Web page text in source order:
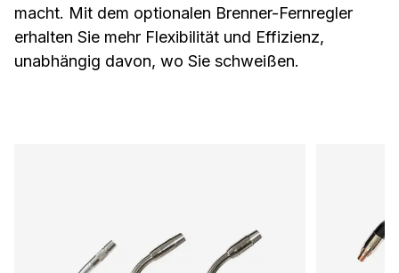
macht. Mit dem optionalen Brenner-Fernregler
erhalten Sie mehr Flexibilität und Effizienz,
unabhängig davon, wo Sie schweißen.